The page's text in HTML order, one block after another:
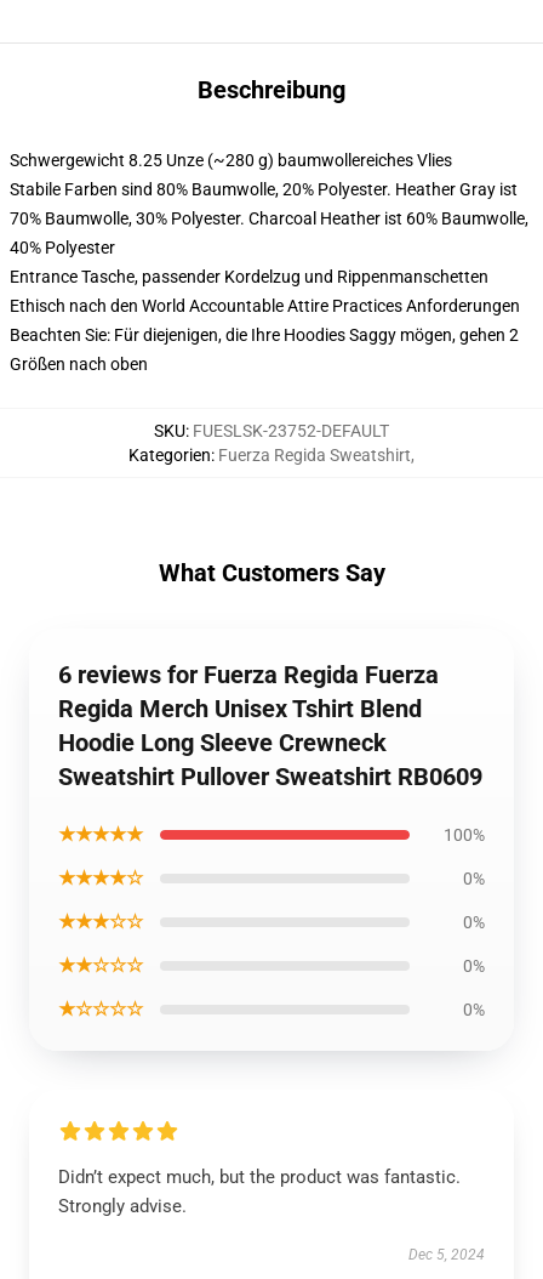
Beschreibung
Schwergewicht 8.25 Unze (~280 g) baumwollereiches Vlies
Stabile Farben sind 80% Baumwolle, 20% Polyester. Heather Gray ist
70% Baumwolle, 30% Polyester. Charcoal Heather ist 60% Baumwolle,
40% Polyester
Entrance Tasche, passender Kordelzug und Rippenmanschetten
Ethisch nach den World Accountable Attire Practices Anforderungen
Beachten Sie: Für diejenigen, die Ihre Hoodies Saggy mögen, gehen 2
Größen nach oben
SKU: FUESLSK-23752-DEFAULT
Kategorien: Fuerza Regida Sweatshirt,
What Customers Say
6 reviews for Fuerza Regida Fuerza
Regida Merch Unisex Tshirt Blend
Hoodie Long Sleeve Crewneck
Sweatshirt Pullover Sweatshirt RB0609
★★★★★ 100%
★★★★☆ 0%
★★★☆☆ 0%
★★☆☆☆ 0%
★☆☆☆☆ 0%
Didn’t expect much, but the product was fantastic.
Strongly advise.
Dec 5, 2024